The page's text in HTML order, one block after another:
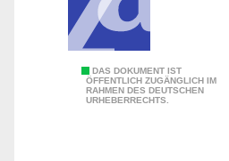
h
ä
DAS DOKUMENT IST
ÖFFENTLICH ZUGÄNGLICH IM
RAHMEN DES DEUTSCHEN
URHEBERRECHTS.